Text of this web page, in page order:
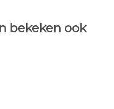
bekeken ook